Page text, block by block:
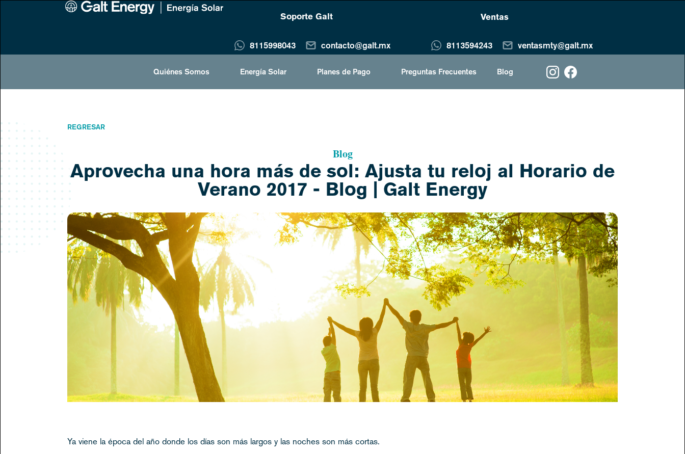
Soporte Galt Ventas
8115998043 contacto@galt.mx 8113594243 ventasmty@galt.mx
Quiénes Somos Energía Solar Planes de Pago Preguntas Frecuentes Blog
REGRESAR
Blog
Aprovecha una hora más de sol: Ajusta tu reloj al Horario de
Verano 2017 - Blog | Galt Energy
Ya viene la época del año donde los días son más largos y las noches son más cortas.